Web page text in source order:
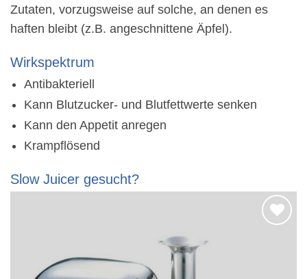
Zutaten, vorzugsweise auf solche, an denen es
haften bleibt (z.B. angeschnittene Äpfel).
Wirkspektrum
Antibakteriell
Kann Blutzucker- und Blutfettwerte senken
Kann den Appetit anregen
Krampflösend
Slow Juicer gesucht?